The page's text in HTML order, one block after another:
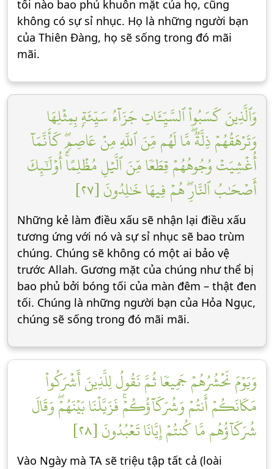
tối nào bao phủ khuôn mặt của họ, cũng
không có sự sỉ nhục. Họ là những người bạn
của Thiên Đàng, họ sẽ sống trong đó mãi
mãi.
وَٱلَّذِينَ كَسَبُواْ ٱلسَّيِّـَٔاتِ جَزَآءُ سَيِّئَةِۭ بِمِثۡلِهَا
وَتَرۡهَقُهُمۡ ذِلَّةٞۖ مَّا لَهُم مِّنَ ٱللَّهِ مِنۡ عَاصِمٖۖ كَأَنَّمَآ
أُغۡشِيَتۡ وُجُوهُهُمۡ قِطَعٗا مِّنَ ٱلَّيۡلِ مُظۡلِمًاۚ أُوْلَٰٓئِكَ
أَصۡحَٰبُ ٱلنَّارِۖ هُمۡ فِيهَا خَٰلِدُونَ [٢٧]
Những kẻ làm điều xấu sẽ nhận lại điều xấu
tương ứng với nó và sự sỉ nhục sẽ bao trùm
chúng. Chúng sẽ không có một ai bảo vệ
trước Allah. Gương mặt của chúng như thể bị
bao phủ bởi bóng tối của màn đêm – thật đen
tối. Chúng là những người bạn của Hỏa Ngục,
chúng sẽ sống trong đó mãi mãi.
وَيَوۡمَ نَحۡشُرُهُمۡ جَمِيعٗا ثُمَّ نَقُولُ لِلَّذِينَ أَشۡرَكُواْ
مَكَانَكُمۡ أَنتُمۡ وَشُرَكَآؤُكُمۡۚ فَزَيَّلۡنَا بَيۡنَهُمۡۖ وَقَالَ
شُرَكَآؤُهُم مَّا كُنتُمۡ إِيَّانَا تَعۡبُدُونَ [٢٨]
Vào Ngày mà TA sẽ triệu tập tất cả (loài